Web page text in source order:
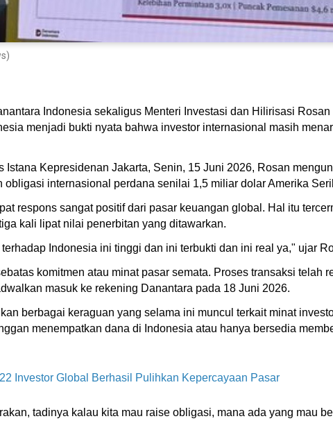
Indonesia sekaligus Menteri Investasi dan Hilirisasi
menjadi bukti nyata bahwa investor internasional masih
Kepresidenan Jakarta, Senin, 15 Juni 2026, Rosan
obligasi internasional perdana senilai 1,5 miliar dolar Amerika
respons sangat positif dari pasar keuangan global. Hal itu
kali lipat nilai penerbitan yang ditawarkan.
Indonesia ini tinggi dan ini terbukti dan ini real ya," ujar
komitmen atau minat pasar semata. Proses transaksi telah
masuk ke rekening Danantara pada 18 Juni 2026.
berbagai keraguan yang selama ini muncul terkait minat
menempatkan dana di Indonesia atau hanya bersedia
Investor Global Berhasil Pulihkan Kepercayaan Pasar
tadinya kalau kita mau raise obligasi, mana ada yang mau